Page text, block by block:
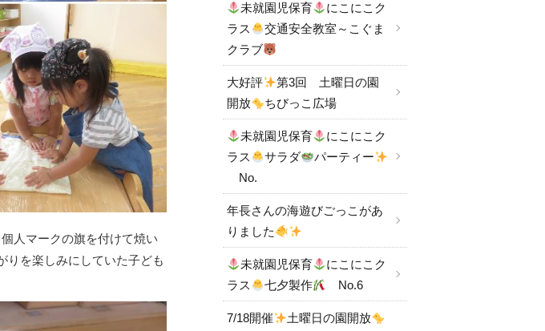
人マークの旗を付けて焼い
りを楽しみにしていた子ども
未就園児保育
にこにこク
ラス
交通安全教室～こぐま
クラブ
大好評
第3回 土曜日の園
開放
ちびっこ広場
未就園児保育
にこにこク
ラス
サラダ
パーティー
No.
年長さんの海遊びごっこがあ
りました
未就園児保育
にこにこク
ラス
七夕製作 No.6
7/18開催
土曜日の園開放